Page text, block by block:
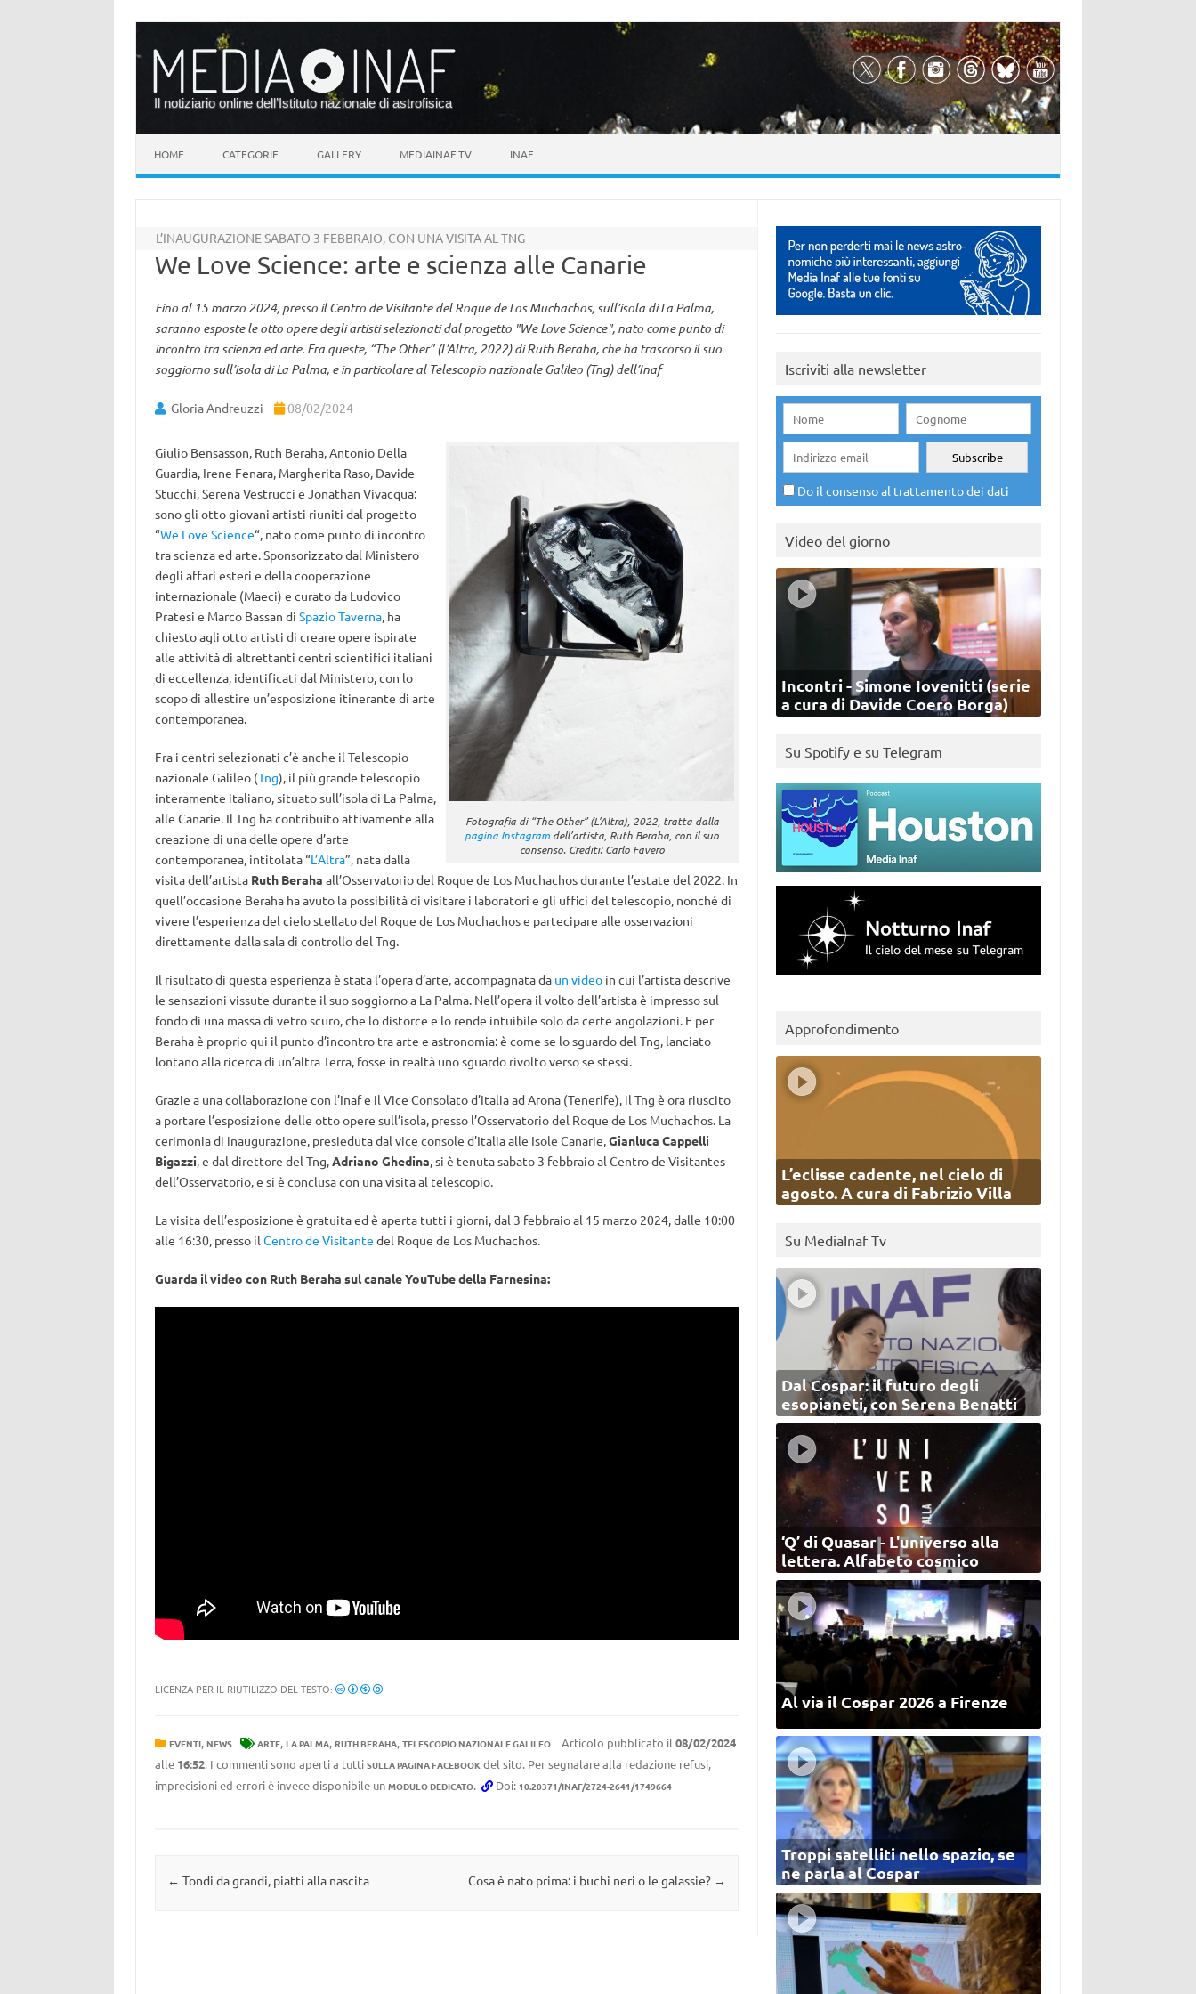
Il notiziario online dell’Istituto nazionale di astrofisica
HOME CATEGORIE GALLERY MEDIAINAF TV INAF
L’INAUGURAZIONE SABATO 3 FEBBRAIO, CON UNA VISITA AL TNG
We Love Science: arte e scienza alle Canarie
Fino al 15 marzo 2024, presso il Centro de Visitante del Roque de Los Muchachos, sull’isola di La Palma,
saranno esposte le otto opere degli artisti selezionati dal progetto "We Love Science", nato come punto di
incontro tra scienza ed arte. Fra queste, “The Other” (L’Altra, 2022) di Ruth Beraha, che ha trascorso il suo
soggiorno sull’isola di La Palma, e in particolare al Telescopio nazionale Galileo (Tng) dell’Inaf
Gloria Andreuzzi 08/02/2024
Fotografia di “The Other” (L’Altra), 2022, tratta dalla
pagina Instagram dell’artista, Ruth Beraha, con il suo
consenso. Crediti: Carlo Favero
Giulio Bensasson, Ruth Beraha, Antonio Della
Guardia, Irene Fenara, Margherita Raso, Davide
Stucchi, Serena Vestrucci e Jonathan Vivacqua:
sono gli otto giovani artisti riuniti dal progetto
“We Love Science“, nato come punto di incontro
tra scienza ed arte. Sponsorizzato dal Ministero
degli affari esteri e della cooperazione
internazionale (Maeci) e curato da Ludovico
Pratesi e Marco Bassan di Spazio Taverna, ha
chiesto agli otto artisti di creare opere ispirate
alle attività di altrettanti centri scientifici italiani
di eccellenza, identificati dal Ministero, con lo
scopo di allestire un’esposizione itinerante di arte
contemporanea.
Fra i centri selezionati c’è anche il Telescopio
nazionale Galileo (Tng), il più grande telescopio
interamente italiano, situato sull’isola di La Palma,
alle Canarie. Il Tng ha contribuito attivamente alla
creazione di una delle opere d’arte
contemporanea, intitolata “L’Altra”, nata dalla
visita dell’artista Ruth Beraha all’Osservatorio del Roque de Los Muchachos durante l’estate del 2022. In
quell’occasione Beraha ha avuto la possibilità di visitare i laboratori e gli uffici del telescopio, nonché di
vivere l’esperienza del cielo stellato del Roque de Los Muchachos e partecipare alle osservazioni
direttamente dalla sala di controllo del Tng.
Il risultato di questa esperienza è stata l’opera d’arte, accompagnata da un videoin cui l’artista descrive
le sensazioni vissute durante il suo soggiorno a La Palma. Nell’opera il volto dell’artista è impresso sul
fondo di una massa di vetro scuro, che lo distorce e lo rende intuibile solo da certe angolazioni. E per
Beraha è proprio qui il punto d’incontro tra arte e astronomia: è come se lo sguardo del Tng, lanciato
lontano alla ricerca di un’altra Terra, fosse in realtà uno sguardo rivolto verso se stessi.
Grazie a una collaborazione con l’Inaf e il Vice Consolato d’Italia ad Arona (Tenerife), il Tng è ora riuscito
a portare l’esposizione delle otto opere sull’isola, presso l’Osservatorio del Roque de Los Muchachos. La
cerimonia di inaugurazione, presieduta dal vice console d’Italia alle Isole Canarie,Gianluca Cappelli
Bigazzi, e dal direttore del Tng,Adriano Ghedina, si è tenuta sabato 3 febbraio al Centro de Visitantes
dell’Osservatorio, e si è conclusa con una visita al telescopio.
La visita dell’esposizione è gratuita ed è aperta tutti i giorni, dal 3 febbraio al 15 marzo 2024, dalle 10:00
alle 16:30, presso il Centro de Visitante del Roque de Los Muchachos.
Guarda il video con Ruth Beraha sul canale YouTube della Farnesina:
LICENZA PER IL RIUTILIZZO DEL TESTO:
EVENTI, NEWS ARTE, LA PALMA, RUTH BERAHA, TELESCOPIO NAZIONALE GALILEO Articolo pubblicato il 08/02/2024
alle 16:52. I commenti sono aperti a tutti SULLA PAGINA FACEBOOKdel sito. Per segnalare alla redazione refusi,
imprecisioni ed errori è invece disponibile un MODULO DEDICATO. Doi: 10.20371/INAF/2724-2641/1749664
Navigazione articolo
← Tondi da grandi, piatti alla nascita Cosa è nato prima: i buchi neri o le galassie? →
Iscriviti alla newsletter
Do il consenso al trattamento dei dati
Video del giorno
Incontri - Simone Iovenitti (serie
a cura di Davide Coero Borga)
Su Spotify e su Telegram
Approfondimento
L’eclisse cadente, nel cielo di
agosto. A cura di Fabrizio Villa
Su MediaInaf Tv
Dal Cospar: il futuro degli
esopianeti, con Serena Benatti
‘Q’ di Quasar - L'universo alla
lettera. Alfabeto cosmico
Al via il Cospar 2026 a Firenze
Troppi satelliti nello spazio, se
ne parla al Cospar